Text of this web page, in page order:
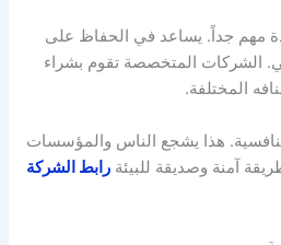
مهم جداً. يساعد في الحفاظ على
الشركات المتخصصة تقوم بشراء
المختلفة.
هذا يشجع الناس والمؤسسات
آمنة وصديقة للبيئةرابط الشركة